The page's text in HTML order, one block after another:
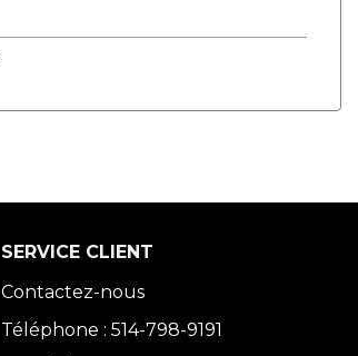
SERVICE CLIENT
Contactez-nous
Téléphone : 514-798-9191